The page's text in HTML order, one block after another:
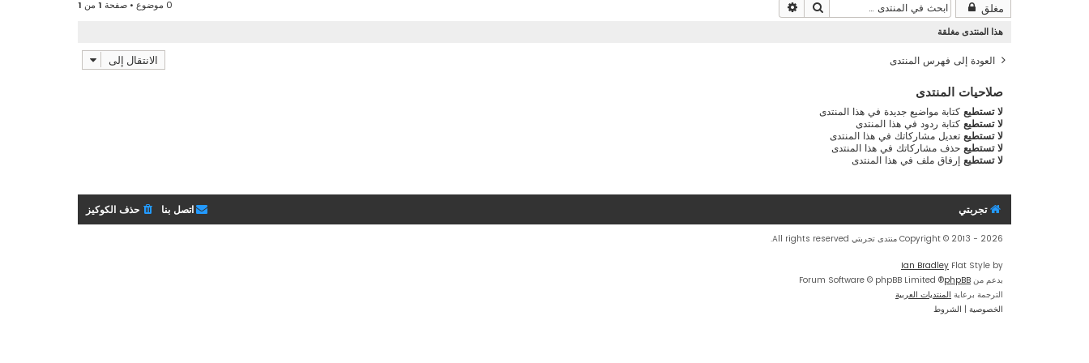
مغلق بحث 0 موضوع • صفحة 1 من 1
هذا المنتدى مغلقة
العودة إلى فهرس المنتدى الانتقال إلى
صلاحيات المنتدى
لا تستطيع كتابة مواضيع جديدة في هذا المنتدى
لا تستطيع كتابة ردود في هذا المنتدى
لا تستطيع تعديل مشاركاتك في هذا المنتدى
لا تستطيع حذف مشاركاتك في هذا المنتدى
لا تستطيع إرفاق ملف في هذا المنتدى
تجربتي حذف الكوكيز اتصل بنا
Copyright © 2013 - 2026 منتدى تجربتي All rights reserved.
Flat Style by
Ian Bradley
بدعم من phpBB
® Forum Software © phpBB Limited
الترجمة برعاية المنتديات العربية
الخصوصية | الشروط